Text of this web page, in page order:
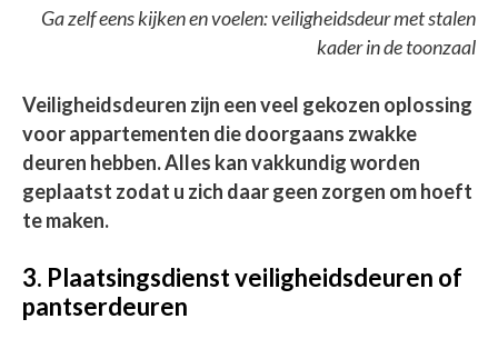
Ga zelf eens kijken en voelen: veiligheidsdeur met stalen
kader in de toonzaal
Veiligheidsdeuren zijn een veel gekozen oplossing
voor appartementen die doorgaans zwakke
deuren hebben. Alles kan vakkundig worden
geplaatst zodat u zich daar geen zorgen om hoeft
te maken.
3. Plaatsingsdienst veiligheidsdeuren of
pantserdeuren